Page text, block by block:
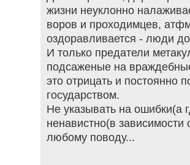
жизни неуклонно
воров и проходимцев,
оздоравливается - люди
И только предатели
подсаженые на
это отрицать и постоянно
государством.
Не указывать на ошибки(а
ненавистно(в зависимости
любому поводу...